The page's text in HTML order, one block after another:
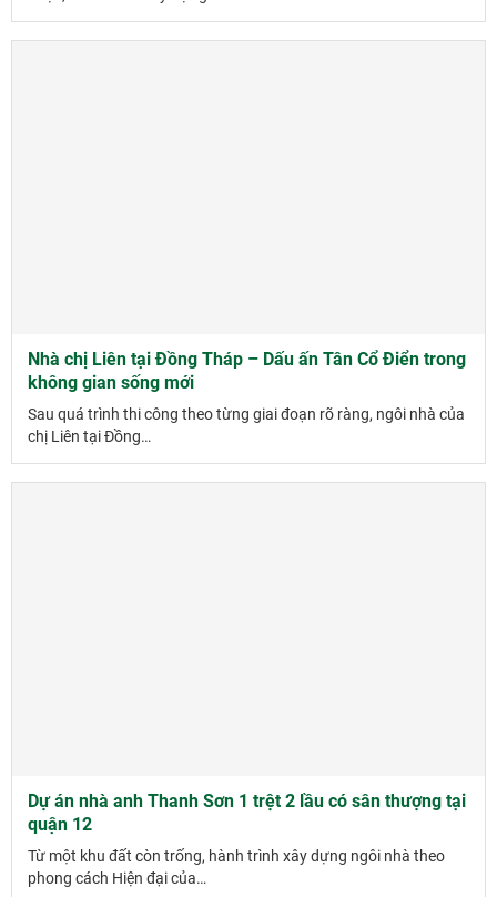
Nhà chị Liên tại Đồng Tháp – Dấu ấn Tân Cổ Điển trong
không gian sống mới
Sau quá trình thi công theo từng giai đoạn rõ ràng, ngôi nhà của
chị Liên tại Đồng…
Dự án nhà anh Thanh Sơn 1 trệt 2 lầu có sân thượng tại
quận 12
Từ một khu đất còn trống, hành trình xây dựng ngôi nhà theo
phong cách Hiện đại của…